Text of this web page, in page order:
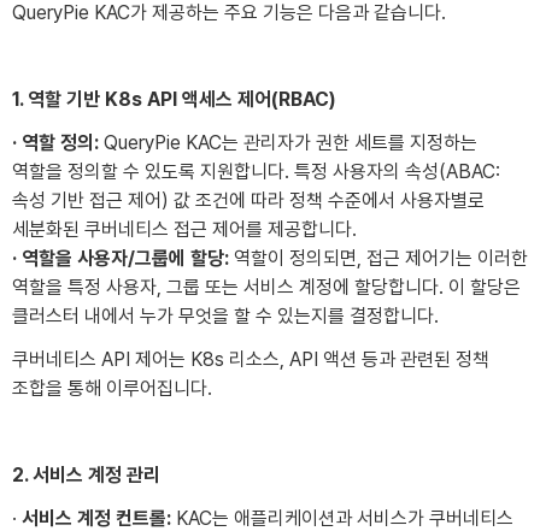
QueryPie KAC가 제공하는 주요 기능은 다음과 같습니다.
1. 역할 기반 K8s API 액세스 제어(RBAC)
· 역할 정의: QueryPie KAC는 관리자가 권한 세트를 지정하는
역할을 정의할 수 있도록 지원합니다. 특정 사용자의 속성(ABAC:
속성 기반 접근 제어) 값 조건에 따라 정책 수준에서 사용자별로
세분화된 쿠버네티스 접근 제어를 제공합니다.
· 역할을 사용자/그룹에 할당: 역할이 정의되면, 접근 제어기는 이러한
역할을 특정 사용자, 그룹 또는 서비스 계정에 할당합니다. 이 할당은
클러스터 내에서 누가 무엇을 할 수 있는지를 결정합니다.
쿠버네티스 API 제어는 K8s 리소스, API 액션 등과 관련된 정책
조합을 통해 이루어집니다.
2. 서비스 계정 관리
· 서비스 계정 컨트롤: KAC는 애플리케이션과 서비스가 쿠버네티스